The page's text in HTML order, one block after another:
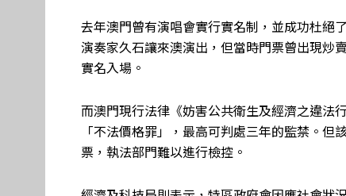
去年澳門曾有演唱會實行實名制，並成功杜絕
演奏家久石讓來澳演出，但當時門票曾出現炒
實名入場。
而澳門現行法律《妨害公共衛生及經濟之違法
「不法價格罪」，最高可判處三年的監禁。
票，執法部門難以進行檢控。